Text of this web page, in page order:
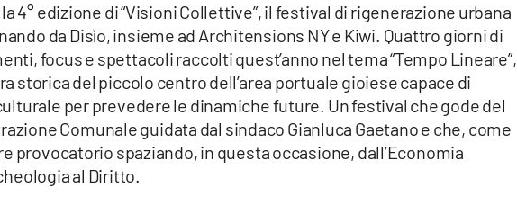
4° edizione di “Visioni Collettive”, il festival di rigenerazione urbana
da Disìo, insieme ad Architensions NY e Kiwi. Quattro giorni di
focus e spettacoli raccolti quest’anno nel tema “Tempo Lineare”,
storica del piccolo centro dell’area portuale gioiese capace di
per prevedere le dinamiche future. Un festival che gode del
Comunale guidata dal sindaco Gianluca Gaetano e che, come
provocatorio spaziando, in questa occasione, dall’Economia
al Diritto.